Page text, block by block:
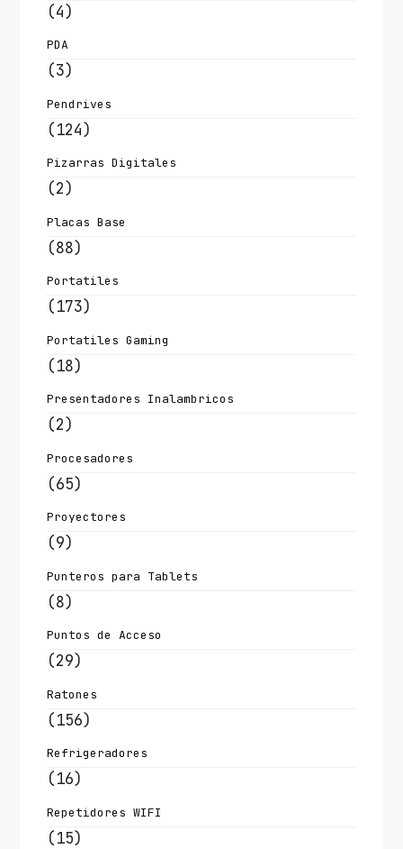
(4)
PDA
(3)
Pendrives
(124)
Pizarras Digitales
(2)
Placas Base
(88)
Portatiles
(173)
Portatiles Gaming
(18)
Presentadores Inalambricos
(2)
Procesadores
(65)
Proyectores
(9)
Punteros para Tablets
(8)
Puntos de Acceso
(29)
Ratones
(156)
Refrigeradores
(16)
Repetidores WIFI
(15)